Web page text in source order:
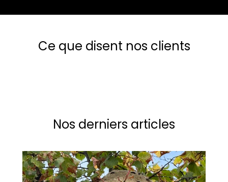
Ce que disent nos clients
Nos derniers articles